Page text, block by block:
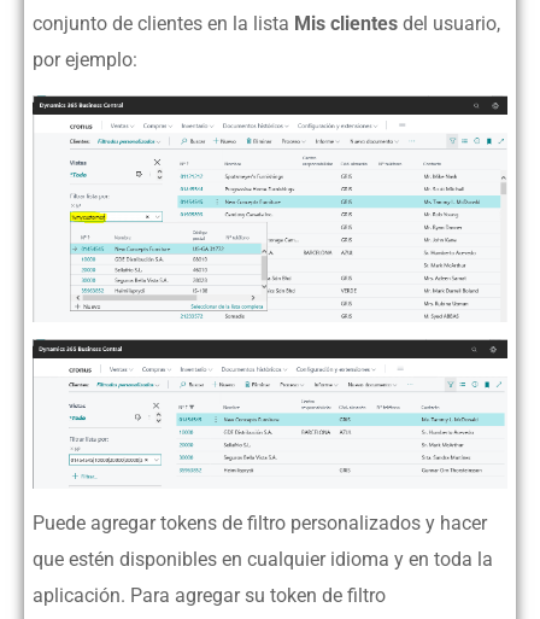
conjunto de clientes en la lista Mis clientes del usuario,
por ejemplo:
Puede agregar tokens de filtro personalizados y hacer
que estén disponibles en cualquier idioma y en toda la
aplicación. Para agregar su token de filtro